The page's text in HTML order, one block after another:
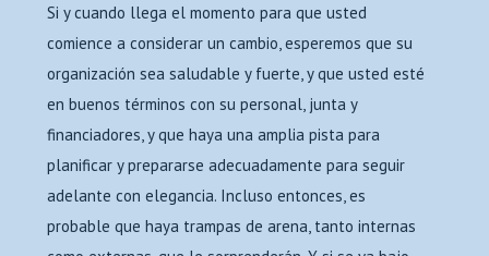
Si y cuando llega el momento para que usted
comience a considerar un cambio, esperemos que su
organización sea saludable y fuerte, y que usted esté
en buenos términos con su personal, junta y
financiadores, y que haya una amplia pista para
planificar y prepararse adecuadamente para seguir
adelante con elegancia. Incluso entonces, es
probable que haya trampas de arena, tanto internas